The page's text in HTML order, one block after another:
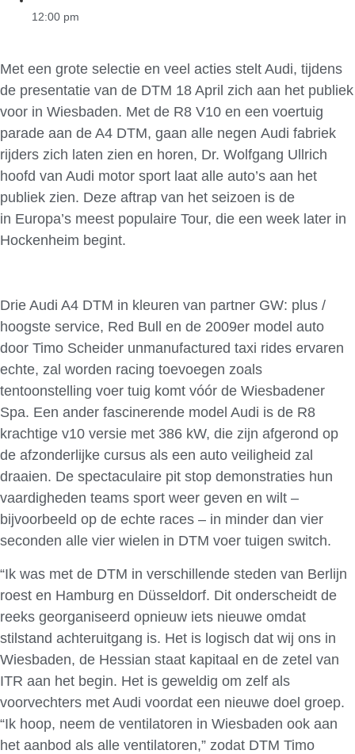
12:00 pm
Met een grote selectie en veel acties stelt Audi, tijdens
de presentatie van de DTM 18 April zich aan het publiek
voor in Wiesbaden. Met de R8 V10 en een voertuig
parade aan de A4 DTM, gaan alle negen Audi fabriek
rijders zich laten zien en horen, Dr. Wolfgang Ullrich
hoofd van Audi motor sport laat alle auto’s aan het
publiek zien. Deze aftrap van het seizoen is de
in Europa’s meest populaire Tour, die een week later in
Hockenheim begint.
Drie Audi A4 DTM in kleuren van partner GW: plus /
hoogste service, Red Bull en de 2009er model auto
door Timo Scheider unmanufactured taxi rides ervaren
echte, zal worden racing toevoegen zoals
tentoonstelling voer tuig komt vóór de Wiesbadener
Spa. Een ander fascinerende model Audi is de R8
krachtige v10 versie met 386 kW, die zijn afgerond op
de afzonderlijke cursus als een auto veiligheid zal
draaien. De spectaculaire pit stop demonstraties hun
vaardigheden teams sport weer geven en wilt –
bijvoorbeeld op de echte races – in minder dan vier
seconden alle vier wielen in DTM voer tuigen switch.
“Ik was met de DTM in verschillende steden van Berlijn
roest en Hamburg en Düsseldorf. Dit onderscheidt de
reeks georganiseerd opnieuw iets nieuwe omdat
stilstand achteruitgang is. Het is logisch dat wij ons in
Wiesbaden, de Hessian staat kapitaal en de zetel van
ITR aan het begin. Het is geweldig om zelf als
voorvechters met Audi voordat een nieuwe doel groep.
“Ik hoop, neem de ventilatoren in Wiesbaden ook aan
het aanbod als alle ventilatoren,” zodat DTM Timo